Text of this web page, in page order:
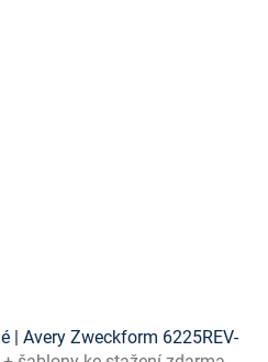
| Avery Zweckform 6225REV-